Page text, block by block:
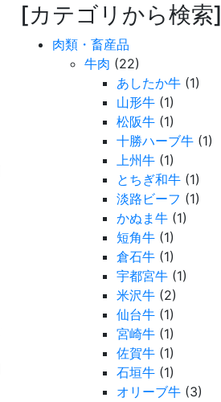
[カテゴリから検索]
肉類・畜産品
牛肉 (22)
あしたか牛 (1)
山形牛 (1)
松阪牛 (1)
十勝ハーブ牛 (1)
上州牛 (1)
とちぎ和牛 (1)
淡路ビーフ (1)
かぬま牛 (1)
短角牛 (1)
倉石牛 (1)
宇都宮牛 (1)
米沢牛 (2)
仙台牛 (1)
宮崎牛 (1)
佐賀牛 (1)
石垣牛 (1)
オリーブ牛 (3)